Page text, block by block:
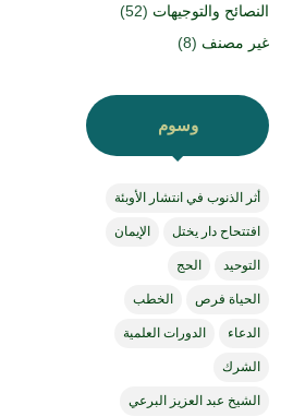
النصائح والتوجيهات (52)
غير مصنف (8)
وسوم
أثر الذنوب في انتشار الأوبئة
افتتحاح دار يختل الإيمان
التوحيد الحج
الحياة فرص الخطب
الدعاء الدورات العلمية
الشرك
الشيخ عبد العزيز البرعي